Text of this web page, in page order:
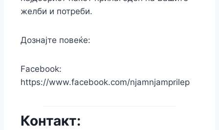
желби и потреби.
Дознајте повеќе:
Facebook:
https://www.facebook.com/njamnjamprilep
Контакт: